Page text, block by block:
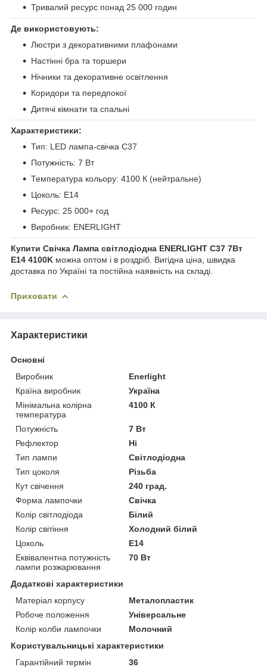
Тривалий ресурс понад 25 000 годин
Де використовують:
Люстри з декоративними плафонами
Настінні бра та торшери
Нічники та декоративне освітлення
Коридори та передпокої
Дитячі кімнати та спальні
Характеристики:
Тип: LED лампа-свічка C37
Потужність: 7 Вт
Температура кольору: 4100 К (нейтральне)
Цоколь: E14
Ресурс: 25 000+ год
Виробник: ENERLIGHT
Купити Свічка Лампа світлодіодна ENERLIGHT С37 7Вт
E14 4100K можна оптом і в роздріб. Вигідна ціна, швидка
доставка по Україні та постійна наявність на складі.
Приховати
Характеристики
Основні
Виробник
Enerlight
Країна виробник
Україна
Мінімальна колірна
температура
4100 К
Потужність
7 Вт
Рефлектор
Ні
Тип лампи
Світлодіодна
Тип цоколя
Різьба
Кут свічення
240 град.
Форма лампочки
Свічка
Колір світлодіода
Білий
Колір світіння
Холодний білий
Цоколь
E14
Еквівалентна потужність
лампи розжарювання
70 Вт
Додаткові характеристики
Матеріал корпусу
Металопластик
Робоче положення
Універсальне
Колір колби лампочки
Молочний
Користувальницькі характеристики
Гарантійний термін
36